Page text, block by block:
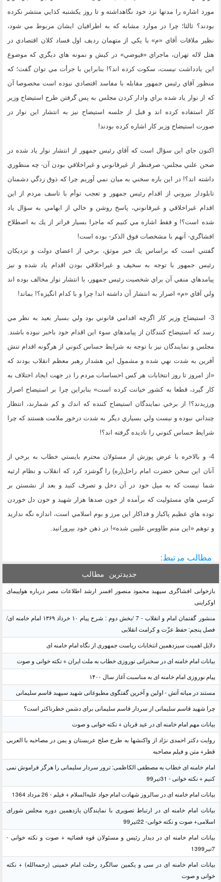
مورد اشاره را مدتها نزد خود نگاهداشته و تا روز يكشنبه كذايي منتشر نكرده
بودند؟ ثالثا؛ چرا در موارد مشابه كه به اطرافيان ايشان مربوط مي شود،
نظير ملاقات آقاي «م» با يكي از متهمان رديف اول فساد كلان اقتصادي در
هتل لاله تهران، ماجراي «فيوضي» در كيش و نمونه هاي ديگري كه موضوع
اين يادداشت نيست، سكوت كرده اند؟! بنابراين با جرأت مي توان گفت؛ كه
منظور آقاي رئيس جمهور مقابله با مفاسد اقتصادي نبوده است مخصوصا آن
كه از نوار ياد شده براي وادار كردن مجلس به پس گرفتن طرح استيضاح وزير
كار استفاده كرده اند و قبل از جلسه استيضاح نيز به انتشار اين نوار در
صورت استيضاح وزير كار اشاره كرده بودند!
اكنون جاي اين سؤال است كه آقاي رئيس جمهور از انتشار نوار ياد شده در
صحن علني مجلس- صرفنظر از غيرقانوني و غيراخلاقي بودن آن- چه منظوري
داشته اند؟! در اين باره سخني به ميان نمي آوريم چرا كه ذوق زدگي دشمنان
تابلودار بيروني از اقدام رئيس جمهور و تعجب توأم با تاسف مردم از اين
اقدام غيراخلاقي و غيرقانوني، پاسخ روشن و خالي از ابهامي به سؤال ياد
شده است؟! و فقط اشاره مي كنيم كه ماجرا بسيار فراتر از يك به اصطلاح
افشاگري- آنهم با مشخصات فوق الذكر- بوده است!
گفتني است كه براساس يك خبر موثق، برخي از اعضاي دولت و نزديكان
رئيس جمهور با توجه به سخيف و غيراخلاقي بودن اقدام ياد شده و نيز
پيامدهاي منفي آن براي شخصيت رئيس جمهور، با انتشار نوار مخالف بوده اند
ولي آقاي «م» اصرار به انتشار آن داشته اند! چرا و با كدام انگيزه؟! بماند!
3- استيضاح وزير كار اگرچه اقدامي قانوني بود ولي بسيار بعيد به نظر مي
رسد كه استيضاح كنندگان از پيامدهاي سوء اين اقدام خود باخبر نبوده باشند.
مجلس و نمايندگان نيز با توجه به شرايط حساس كنوني از هرگونه اقدام تنش
آفرين به شدت نهي شده و مشمول اين هشدار رهبر معظم انقلاب بودند كه
«از امروز تا روز انتخابات هر كس احساسات مردم را در جهت ايجاد اختلاف به
كار گيرد، قطعا به كشور خيانت كرده است» بنابراين چرا بر استيضاح اصرار
ورزيدند؟! از برخي نمايندگان استيضاح كننده كه اندك و كم شمارند، انتظار
چنداني نبوده و نيست ولي بسياري ديگر به شدت درخور ملامت هستند كه چرا
شرايط حساس كنوني را ناديده گرفته اند؟!
4- و بالاخره با عرض پوزش از مسئولان محترم بايستي خطاب به برخي از
آنان اين سخن حضرت امام راحل(ره) را گوشزد كرد كه انقلاب و نظام ارثيه
شما نيست كه به ميل خود در آن دخل و تصرف كنيد و بعد از نشستن بر
كرسي هاي مسئوليت كه برآمده از خون صدها هزار شهيد و خون دل خوردن
توده هاي عظيم پاكباز و فداكار اين مرز و بوم اسلامي است، اندازه نگه نداريد
و توهم «اين منم طاووس عليين شده»! در ذهن خود بپرورانيد.
مطالب مرتبط:
جدیدترین مطالب
بازخوانی افشاگری سپهبد محمود منصور افسر ارشد اطلاعات مصر درباره هواپیمای
اوکراینی
منشور گفتمان امام و انقلاب - 7 /بخش دوم : شرح پیام ۱۰ خرداد ۱۳۶۹ امام خامنه ای/
فصل پنجم: حفظ عزّت و کرامت انقلابی
دلایل اهمیت سیزدهمین انتخابات ریاست جمهوری از نگاه امام خامنه ای
بیانات امام خامنه ای در سخنرانی نوروزی خطاب به ملت ایران + نکته خوانی و صوت
پیام نوروزی امام خامنه ای به مناسبت آغاز سال ۱۴۰۰
مستند در میانه آتش - اولین و آخرین گفتگوی مطبوعاتی شهید سپهبد قاسم سلیمانی
چرا شهید قاسم سلیمانی از سردار قاسم سلیمانی برای دشمن خطرناکتر است؟
بیانات مهم امام خامنه ای در عید قربان + نکته خوانی و صوت
روایت دکتر احمدی نژاد از واکنشها به طرح صلح عربستان و یمن در مصاحبه با العربی
قطر+ متن و فیلم مصاحبه
امام خامنه ای خطاب به مصطفی الکاظمی: ترور سردار سلیمانی را هرگز فراموش نمی
کنیم + نکته خوانی - 31تیر99
بیانات امام خامنه ای در سالروز شهادت امام جواد علیه‌السلام + فیلم - 26 مرداد 1364
بیانات امام خامنه ای در ارتباط تصویری با نمایندگان یازدهمین دوره مجلس شورای
اسلامی+ صوت و نکته خوانی- 22تیر99
بیانات امام خامنه ای در دیدار رئیس و مسئولان قوه قضائیه + صوت و نکته خوانی -
7تیر1399
بیانات امام خامنه ای در سی و یکمین سالگرد رحلت امام خمینی (رحمه‌الله) + نکته
خوانی و صوت